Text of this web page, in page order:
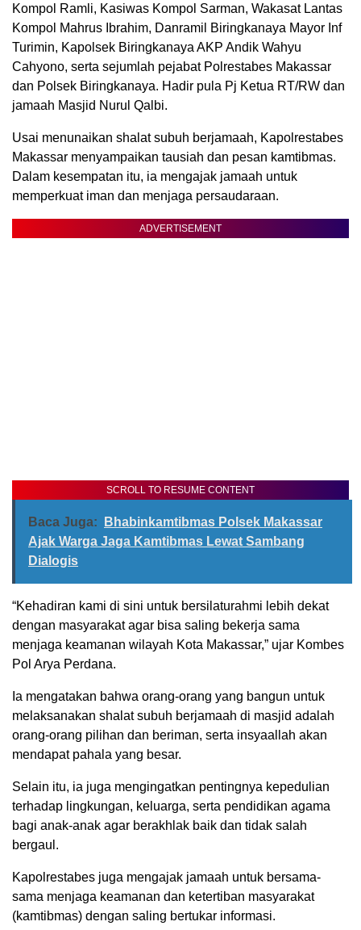
Kompol Ramli, Kasiwas Kompol Sarman, Wakasat Lantas
Kompol Mahrus Ibrahim, Danramil Biringkanaya Mayor Inf
Turimin, Kapolsek Biringkanaya AKP Andik Wahyu
Cahyono, serta sejumlah pejabat Polrestabes Makassar
dan Polsek Biringkanaya. Hadir pula Pj Ketua RT/RW dan
jamaah Masjid Nurul Qalbi.
Usai menunaikan shalat subuh berjamaah, Kapolrestabes
Makassar menyampaikan tausiah dan pesan kamtibmas.
Dalam kesempatan itu, ia mengajak jamaah untuk
memperkuat iman dan menjaga persaudaraan.
ADVERTISEMENT
SCROLL TO RESUME CONTENT
Baca Juga:
Bhabinkamtibmas Polsek Makassar
Ajak Warga Jaga Kamtibmas Lewat Sambang
Dialogis
“Kehadiran kami di sini untuk bersilaturahmi lebih dekat
dengan masyarakat agar bisa saling bekerja sama
menjaga keamanan wilayah Kota Makassar,” ujar Kombes
Pol Arya Perdana.
Ia mengatakan bahwa orang-orang yang bangun untuk
melaksanakan shalat subuh berjamaah di masjid adalah
orang-orang pilihan dan beriman, serta insyaallah akan
mendapat pahala yang besar.
Selain itu, ia juga mengingatkan pentingnya kepedulian
terhadap lingkungan, keluarga, serta pendidikan agama
bagi anak-anak agar berakhlak baik dan tidak salah
bergaul.
Kapolrestabes juga mengajak jamaah untuk bersama-
sama menjaga keamanan dan ketertiban masyarakat
(kamtibmas) dengan saling bertukar informasi.